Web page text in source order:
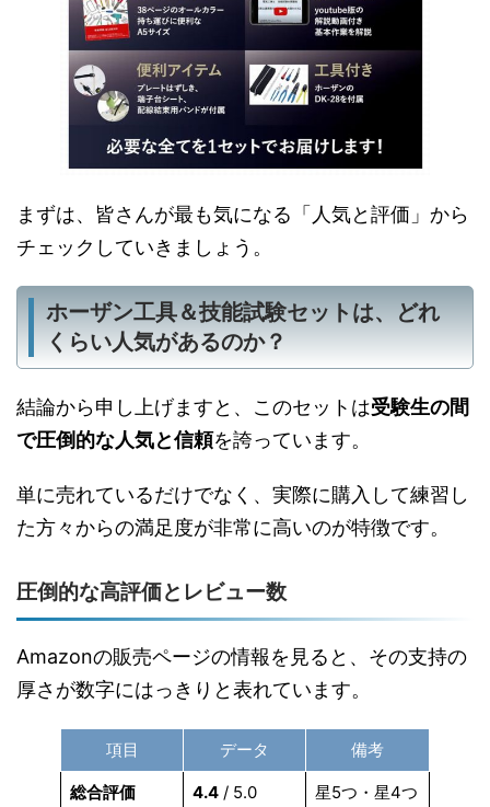
まずは、皆さんが最も気になる「人気と評価」から
チェックしていきましょう。
ホーザン工具＆技能試験セットは、どれ
くらい人気があるのか？
結論から申し上げますと、このセットは受験生の間
で圧倒的な人気と信頼を誇っています。
単に売れているだけでなく、実際に購入して練習し
た方々からの満足度が非常に高いのが特徴です。
圧倒的な高評価とレビュー数
Amazonの販売ページの情報を見ると、その支持の
厚さが数字にはっきりと表れています。
項目 データ 備考
総合評価 4.4/ 5.0
星5つ・星4つ